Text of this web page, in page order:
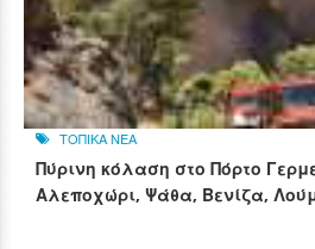
ΤΟΠΙΚΑ ΝΕΑ
Πύρινη κόλαση στο Πόρτο
Αλεποχώρι, Ψάθα, Βενίζα,